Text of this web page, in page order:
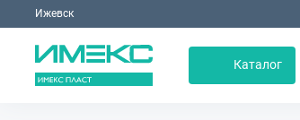
Ижевск
Каталог